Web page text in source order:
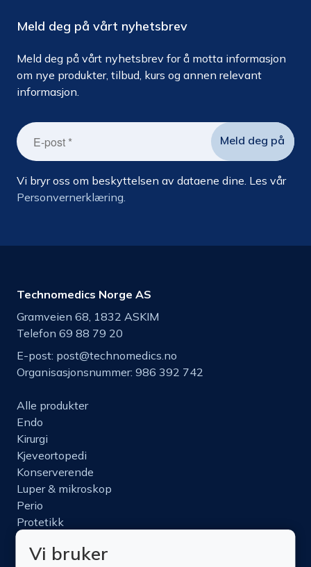
Meld deg på vårt nyhetsbrev
Meld deg på vårt nyhetsbrev for å motta informasjon
om nye produkter, tilbud, kurs og annen relevant
informasjon.
Vi bryr oss om beskyttelsen av dataene dine. Les vår
Personvernerklæring.
Technomedics Norge AS
Gramveien 68, 1832 ASKIM
Telefon 69 88 79 20
E-post: post@technomedics.no
Organisasjonsnummer: 986 392 742
Alle produkter
Endo
Kirurgi
Kjeveortopedi
Konserverende
Luper & mikroskop
Perio
Protetikk
Vi bruker